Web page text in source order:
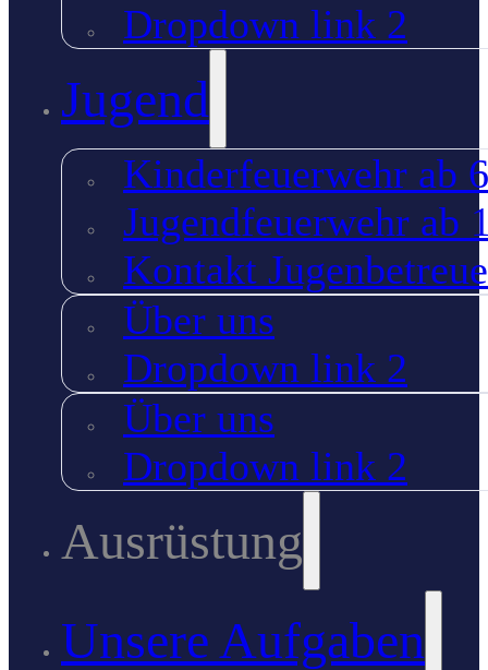
Dropdown link 2
Jugend
Kinderfeuerwehr ab
Jugendfeuerwehr ab
Kontakt
Über uns
Dropdown link 2
Über uns
Dropdown link 2
Ausrüstung
Unsere Aufgaben